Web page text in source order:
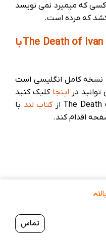
که میمیرد نمی نویسد
که مرده است.
قیمت و خرید کتاب The Death of Ivan Ilyich با
کتاب The Death of Ivan Ilyich نسخه کامل انگلیسی است
در اینجا کلیک کنید
کتاب لند با
اقدام کند.
تماس